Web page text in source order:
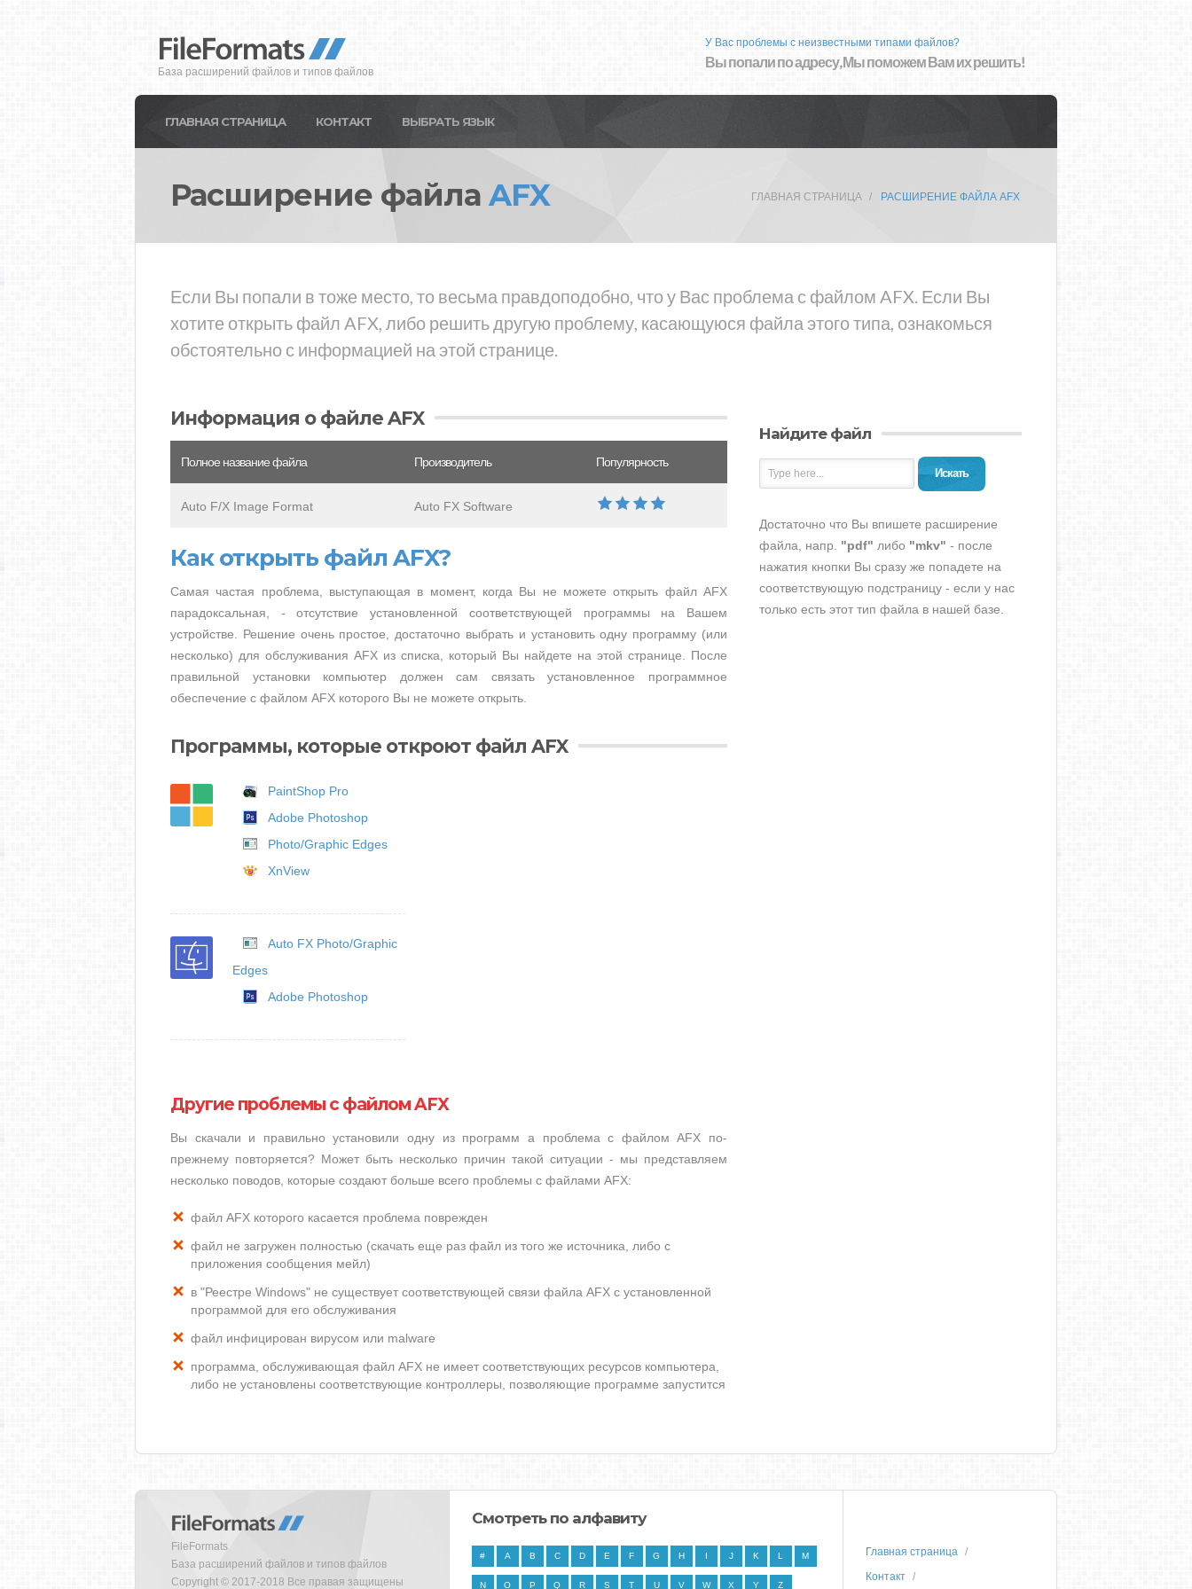
База расширений файлов и типов файлов
У Вас проблемы с неизвестными типами файлов?
Вы попали по адресу, Мы поможем Вам их решить!
ГЛАВНАЯ СТРАНИЦА КОНТАКТ ВЫБРАТЬ ЯЗЫК
Расширение файла AFX ГЛАВНАЯ СТРАНИЦА РАСШИРЕНИЕ ФАЙЛА AFX
Если Вы попали в тоже место, то весьма правдоподобно, что у Вас проблема с файлом AFX. Если Вы
хотите открыть файл AFX, либо решить другую проблему, касающуюся файла этого типа, ознакомься
обстоятельно с информацией на этой странице.
Информация о файле AFX
Полное название файла Производитель Популярность
Auto F/X Image Format Auto FX Software
Как открыть файл AFX?
Самая частая проблема, выступающая в момент, когда Вы не можете открыть файл AFX
парадоксальная, - отсутствие установленной соответствующей программы на Вашем
устройстве. Решение очень простое, достаточно выбрать и установить одну программу (или
несколько) для обслуживания AFX из списка, который Вы найдете на этой странице. После
правильной установки компьютер должен сам связать установленное программное
обеспечение с файлом AFX которого Вы не можете открыть.
Программы, которые откроют файл AFX
PaintShop Pro
Adobe Photoshop
Photo/Graphic Edges
XnView
Auto FX Photo/Graphic
Edges
Adobe Photoshop
Другие проблемы с файлом AFX
Вы скачали и правильно установили одну из программ а проблема с файлом AFX по-
прежнему повторяется? Может быть несколько причин такой ситуации - мы представляем
несколько поводов, которые создают больше всего проблемы с файлами AFX:
файл AFX которого касается проблема поврежден
файл не загружен полностью (скачать еще раз файл из того же источника, либо с
приложения сообщения мейл)
в "Реестре Windows" не существует соответствующей связи файла AFX с установленной
программой для его обслуживания
файл инфицирован вирусом или malware
программа, обслуживающая файл AFX не имеет соответствующих ресурсов компьютера,
либо не установлены соответствующие контроллеры, позволяющие программе запустится
Найдите файл
Искать
Достаточно что Вы впишете расширение
файла, напр. "pdf" либо "mkv" - после
нажатия кнопки Вы сразу же попадете на
соответствующую подстраницу - если у нас
только есть этот тип файла в нашей базе.
FileFormats
База расширений файлов и типов файлов
Copyright © 2017-2018 Все правая защищены
Смотреть по алфавиту
# A B C D E F G H I J K L M
N O P Q R S T U V W X Y Z
Главная страница
Контакт